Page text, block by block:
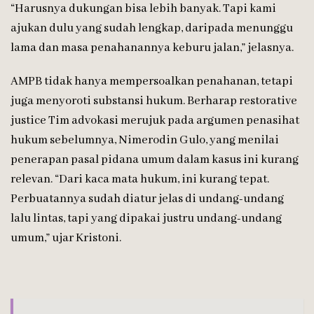
“Harusnya dukungan bisa lebih banyak. Tapi kami
ajukan dulu yang sudah lengkap, daripada menunggu
lama dan masa penahanannya keburu jalan,” jelasnya.
AMPB tidak hanya mempersoalkan penahanan, tetapi
juga menyoroti substansi hukum. Berharap restorative
justice Tim advokasi merujuk pada argumen penasihat
hukum sebelumnya, Nimerodin Gulo, yang menilai
penerapan pasal pidana umum dalam kasus ini kurang
relevan. “Dari kaca mata hukum, ini kurang tepat.
Perbuatannya sudah diatur jelas di undang-undang
lalu lintas, tapi yang dipakai justru undang-undang
umum,” ujar Kristoni.